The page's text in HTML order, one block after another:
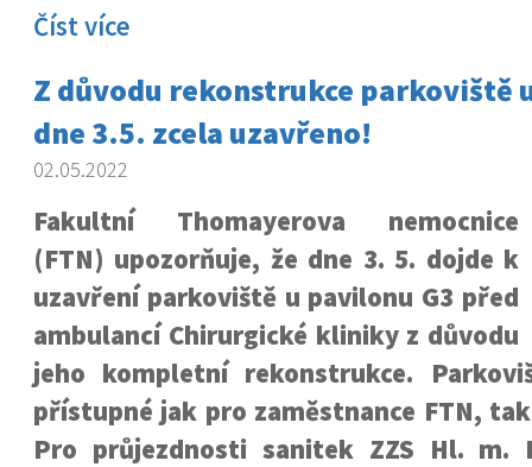
Číst více
Z důvodu rekonstrukce parkoviště
dne 3.5. zcela uzavřeno!
02.05.2022
Fakultní Thomayerova nemocnice
(FTN) upozorňuje, že dne 3. 5. dojde k
uzavření parkoviště u pavilonu G3 před
ambulancí Chirurgické kliniky z důvodu
jeho kompletní rekonstrukce.
přístupné jak pro zaměstnance FTN,
Pro průjezdnosti sanitek ZZS Hl. m.